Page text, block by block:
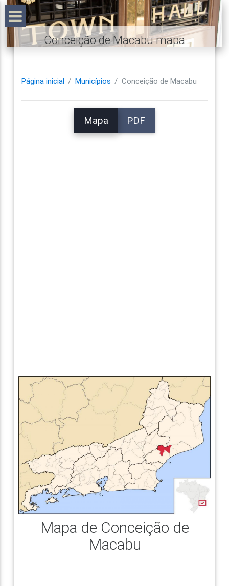
Conceição de Macabu mapa
Página inicial Municípios Conceição de Macabu
Mapa PDF
Mapa de Conceição de
Macabu